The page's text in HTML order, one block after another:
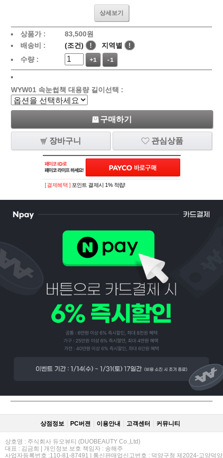
상세보기
상품가 : 83,500원
배송비 :
(조건) ! 지역별
!
수량 :
+1 -1
WYW01 속눈썹책 대용량 길이선택 :
구매하기
장바구니 관심상품
PAYCO 바로
[ 결제혜택 ] 포인트 결제시 1% 적립!
상점정보 PC버젼 이용안내 고객센터 커뮤니티
상호명 : 주식회사 듀오뷰티 (DUOBEAUTY Co.,Ltd)
대표 : 김금희 | 개인정보 보호 책임자 : 송해주
사업자등록번호 :110-81-87491 | 통신판매업신고번호 : 덕양구청 제2024-고양덕양